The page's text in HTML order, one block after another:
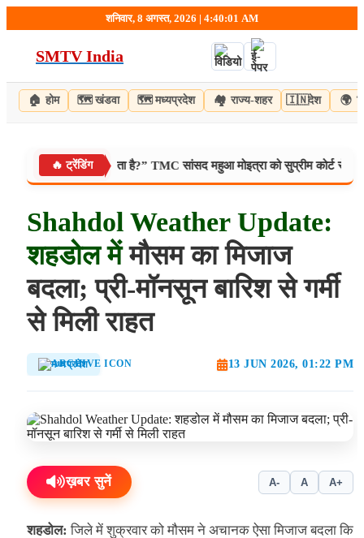
to
शनिवार, 8 अगस्त, 2026 | 4:40:02 AM
SMTV India
🏠 होम 🗺️ खंडवा 🗺️ मध्यप्रदेश 🏘️ राज्य-शहर 🇮🇳देश 🌍
🔥 ट्रेंडिंग
अंडों से डर लगता है?” TMC सांसद महुआ मोइत्रा को सुप्रीम कोर्ट से झटका,
Shahdol Weather Update:
शहडोल मेंमौसम का मिजाज
बदला; प्री-मॉनसून बारिश से गर्मी
से मिली राहत
मध्यप्रदेश 13 JUN 2026, 01:22 PM
ख़बर सुनें A- A A+
शहडोल: जिले में शुक्रवार को मौसम ने अचानक ऐसा मिजाज बदला कि